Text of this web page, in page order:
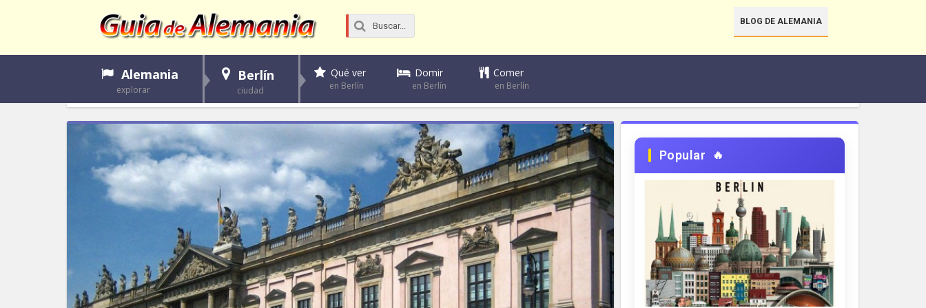
BLOG DE ALEMANIA
Alemania
explorar
Berlín
ciudad
Qué ver
en Berlín
Domir
en Berlín
Comer
en Berlín
Popular